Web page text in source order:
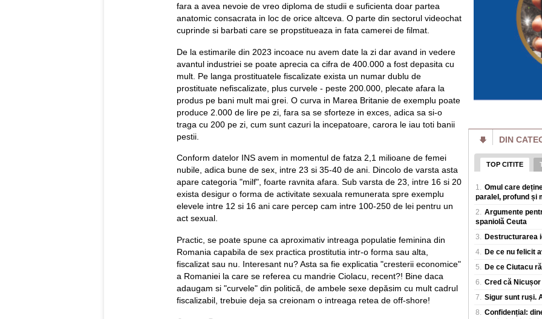
fara a avea nevoie de vreo diploma de studii e suficienta doar partea
anatomic consacrata in loc de orice altceva. O parte din sectorul videochat
cuprinde si barbati care se propstitueaza in fata camerei de filmat.
De la estimarile din 2023 incoace nu avem date la zi dar avand in vedere
avantul industriei se poate aprecia ca cifra de 400.000 a fost depasita cu
mult. Pe langa prostituatele fiscalizate exista un numar dublu de
prostituate nefiscalizate, plus curvele - peste 200.000, plecate afara la
produs pe bani mult mai grei. O curva in Marea Britanie de exemplu poate
produce 2.000 de lire pe zi, fara sa se sforteze in exces, adica sa si-o
traga cu 200 pe zi, cum sunt cazuri la incepatoare, carora le iau toti banii
pestii.
Conform datelor INS avem in momentul de fatza 2,1 milioane de femei
nubile, adica bune de sex, intre 23 si 35-40 de ani. Dincolo de varsta asta
apare categoria "milf", foarte ravnita afara. Sub varsta de 23, intre 16 si 20
exista desigur o forma de activitate sexuala remunerata spre exemplu
elevele intre 12 si 16 ani care percep cam intre 100-250 de lei pentru un
act sexual.
Practic, se poate spune ca aproximativ intreaga populatie feminina din
Romania capabila de sex practica prostitutia intr-o forma sau alta,
fiscalizat sau nu. Interesant nu? Asta sa fie explicatia "cresterii economice"
a Romaniei la care se referea cu mandrie Ciolacu, recent?! Bine daca
adaugam si "curvele" din politică, de ambele sexe depăsim cu mult cadrul
fiscalizabil, trebuie deja sa creionam o intreaga retea de off-shore!
Un eveniment
Rusia: Invazia a
plăgi" VIDEO
Un fenomen
de insecte au
terenuri agricole
Al doilea cel mai
agravează. Ce îi
Virusul Ebola,
Dunărea va seca
Dunarea a atins
valoare care se
Cenzură la
presei în era
să dispară
O piața
sistemele
investigații
DIN
TOP CITITE
1. Omul care
paralel, profund și
2. Argumente
spaniolă Ceuta
3. Destructurarea
4. De ce nu felicit
5. De ce Ciutacu
6. Cred că
7. Sigur sunt ruși.
8. Confidențial: